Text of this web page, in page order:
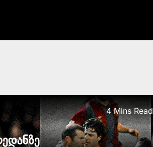
4 Mins Read